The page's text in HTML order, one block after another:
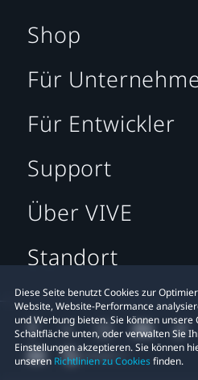
Diese Seite benutzt Cookies zur
Website, Website-Performance
und Werbung bieten. Sie können unsere
Schaltfläche unten, oder verwalten Sie
Einstellungen akzeptieren. Sie können
unseren Richtlinien zu Cookiesfinden.
Shop
Für
Für Entwickler
Support
Über VIVE
Standort